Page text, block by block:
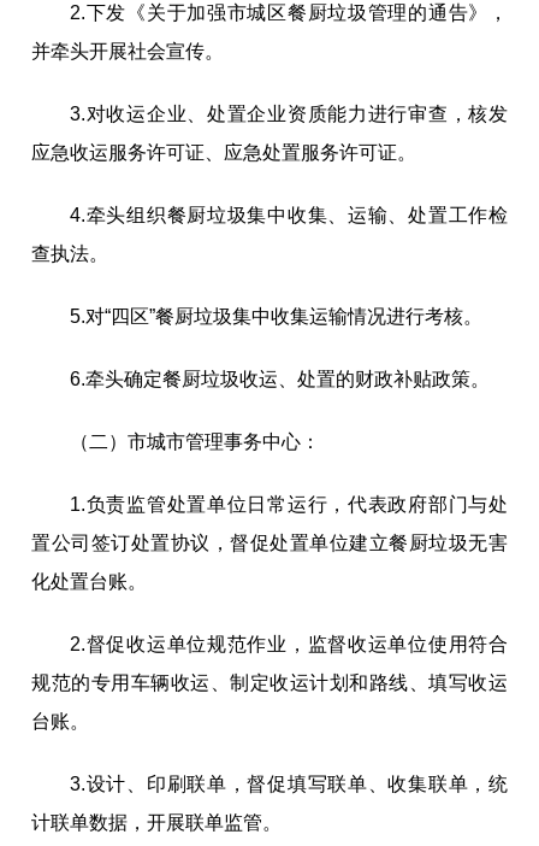
2.下发《关于加强市城区餐厨垃圾管理的通告》，
并牵头开展社会宣传。
3.对收运企业、处置企业资质能力进行审查，核发
应急收运服务许可证、应急处置服务许可证。
4.牵头组织餐厨垃圾集中收集、运输、处置工作检
查执法。
5.对“四区”餐厨垃圾集中收集运输情况进行考核。
6.牵头确定餐厨垃圾收运、处置的财政补贴政策。
（二）市城市管理事务中心：
1.负责监管处置单位日常运行，代表政府部门与处
置公司签订处置协议，督促处置单位建立餐厨垃圾无害
化处置台账。
2.督促收运单位规范作业，监督收运单位使用符合
规范的专用车辆收运、制定收运计划和路线、填写收运
台账。
3.设计、印刷联单，督促填写联单、收集联单，统
计联单数据，开展联单监管。